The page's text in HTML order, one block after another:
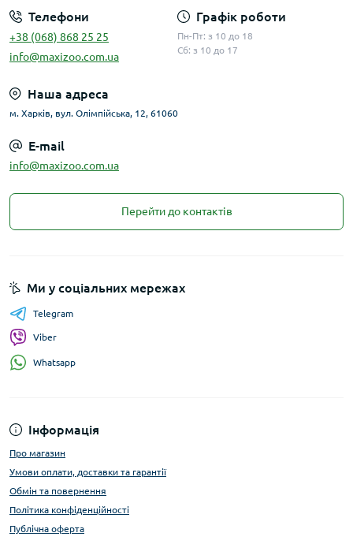
Телефони
+38 (068) 868 25 25
info@maxizoo.com.ua
Графік роботи
Пн-Пт: з 10 до 18
Сб: з 10 до 17
Наша адреса
м. Харків, вул. Олімпійська, 12, 61060
E-mail
info@maxizoo.com.ua
Перейти до контактів
Інформація
Про магазин
Умови оплати, доставки та гарантії
Обмін та повернення
Політика конфіденційності
Публічна оферта
Ми у соціальних мережах
Telegram
Viber
Whatsapp